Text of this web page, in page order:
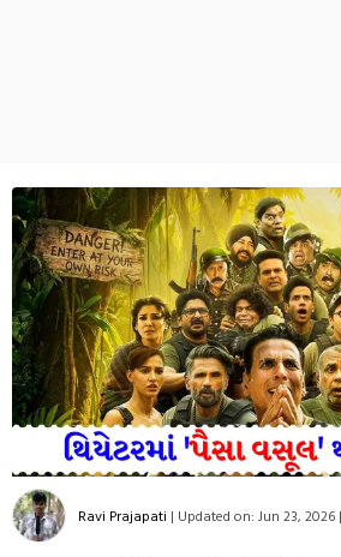
Ravi Prajapati | Updated on: Jun 23, 2026